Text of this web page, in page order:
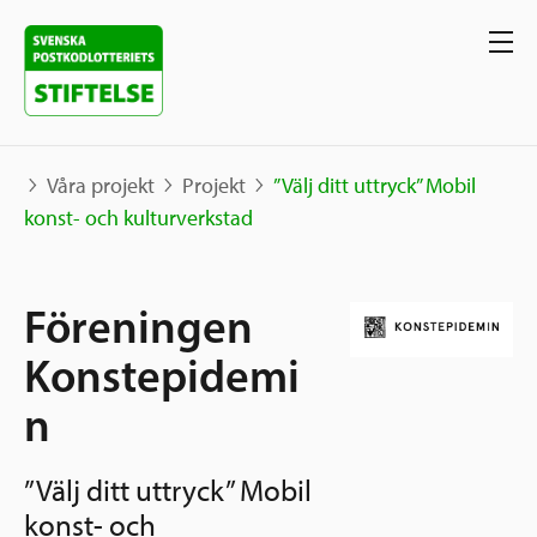
Projekt
Karta
Berättelser
Våra stöd
Sverige och övriga världen
Grannskapsinitiativet
Utlysningar
Samhällsentreprenörskap
Sök stöd
Ansök
Våra projekt Projekt
”Välj ditt uttryck” Mobil
konst- och kulturverkstad
Föreningen
Konstepidemi
n
”Välj ditt uttryck” Mobil
konst- och